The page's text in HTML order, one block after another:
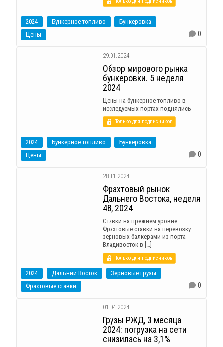
2024 Бункерное топливо
Бункеровка
Цены
0
29.01.2024
Обзор мирового рынка
бункеровки. 5 неделя
2024
Цены на бункерное топливо в
исследуемых портах поднялись
Только для подписчиков
2024 Бункерное топливо
Бункеровка
Цены
0
28.11.2024
Фрахтовый рынок
Дальнего Востока, неделя
48, 2024
Ставки на прежнем уровне
Фрахтовые ставки на перевозку
зерновых балкерами из порта
Владивосток в […]
Только для подписчиков
2024 Дальний Восток
Зерновые грузы
Фрахтовые ставки
0
01.04.2024
Грузы РЖД, 3 месяца
2024: погрузка на сети
снизилась на 3,1%